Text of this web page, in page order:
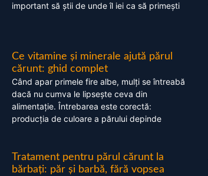
important să știi de unde îl iei ca să primești
Ce vitamine și minerale ajută părul
cărunt: ghid complet
Când apar primele fire albe, mulți se întreabă
dacă nu cumva le lipsește ceva din
alimentație. Întrebarea este corectă:
producția de culoare a părului depinde
Tratament pentru părul cărunt la
bărbați: păr și barbă, fără vopsea